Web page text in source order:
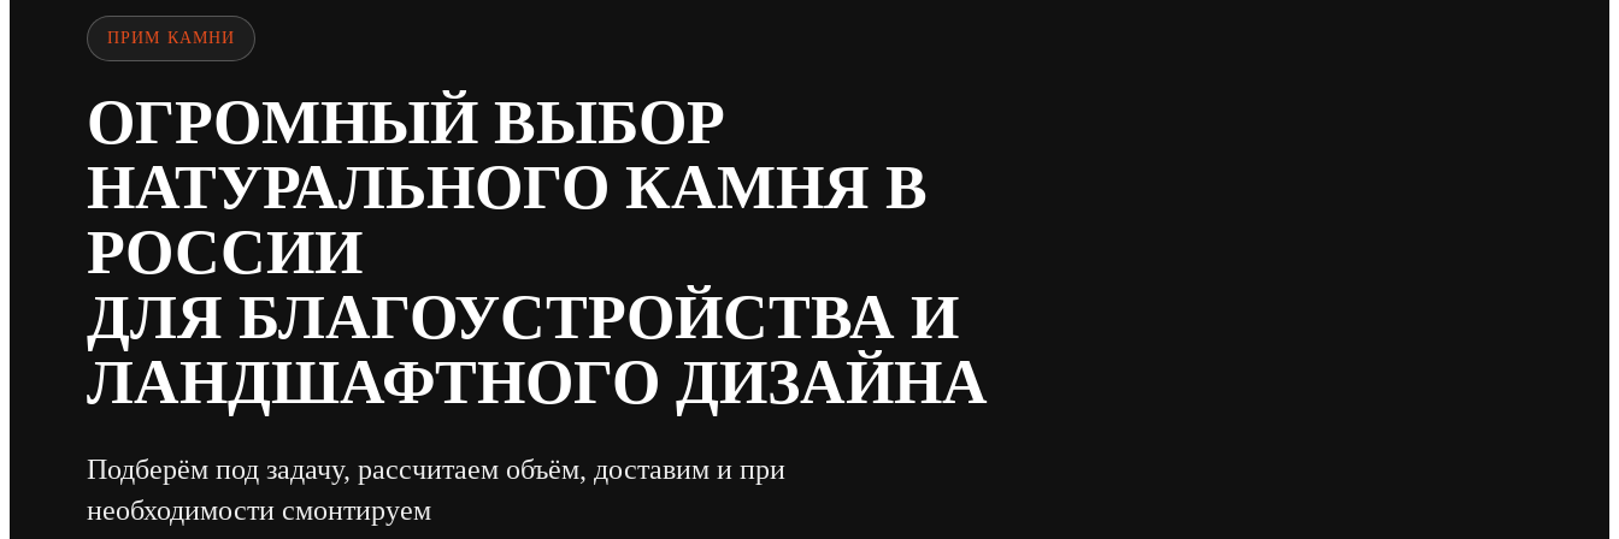
ПРИМ КАМНИ
ОГРОМНЫЙ ВЫБОР
НАТУРАЛЬНОГО КАМНЯ В
РОССИИ
ДЛЯ БЛАГОУСТРОЙСТВА И
ЛАНДШАФТНОГО ДИЗАЙНА
Подберём под задачу, рассчитаем объём, доставим и при
необходимости смонтируем